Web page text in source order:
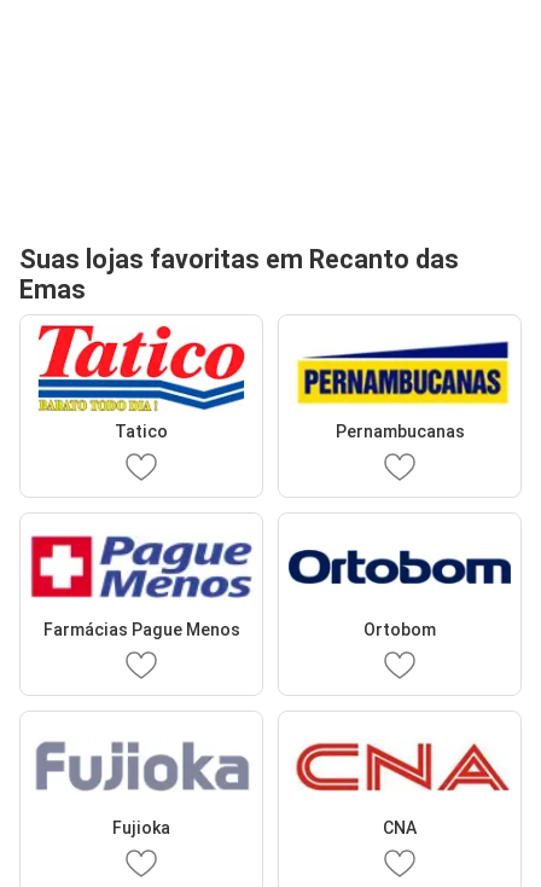
Suas lojas favoritas em Recanto das
Emas
Tatico Pernambucanas
Farmácias Pague Menos Ortobom
Fujioka CNA